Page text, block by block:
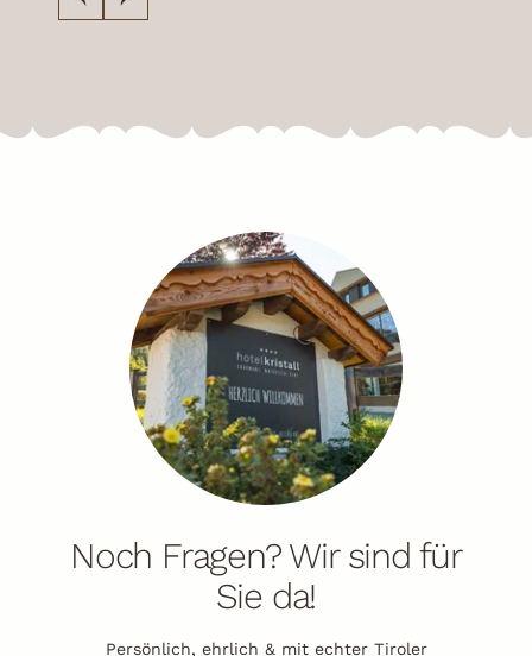
Noch Fragen? Wir sind für
Sie da!
Persönlich, ehrlich & mit echter Tiroler